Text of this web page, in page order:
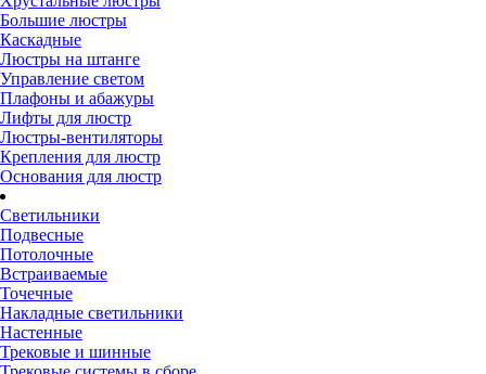
Большие люстры
Каскадные
Люстры на штанге
Управление светом
Плафоны и абажуры
Лифты для люстр
Люстры-вентиляторы
Крепления для люстр
Основания для люстр
Светильники
Подвесные
Потолочные
Встраиваемые
Точечные
Накладные светильники
Настенные
Трековые и шинные